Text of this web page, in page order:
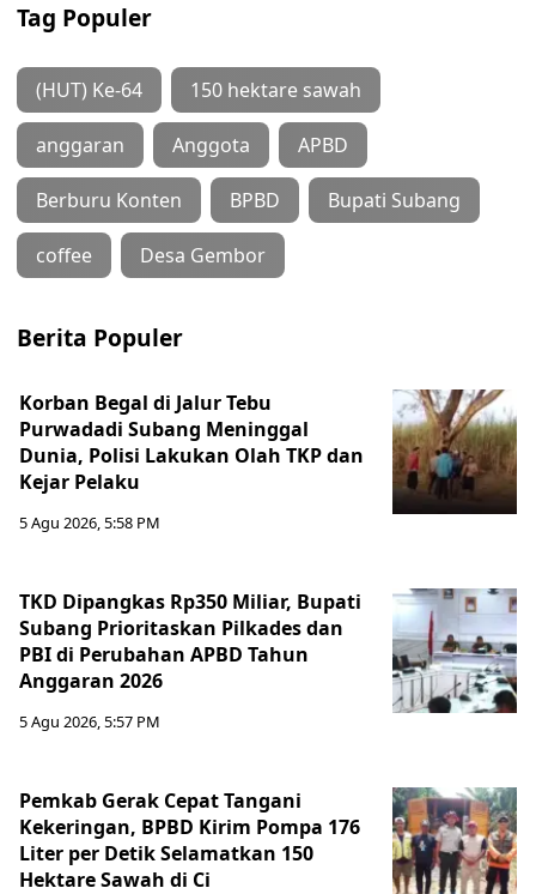
Tag Populer
(HUT) Ke-64 150 hektare sawah
anggaran Anggota APBD
Berburu Konten BPBD Bupati Subang
coffee Desa Gembor
Berita Populer
Korban Begal di Jalur Tebu
Purwadadi Subang Meninggal
Dunia, Polisi Lakukan Olah TKP dan
Kejar Pelaku
5 Agu 2026, 5:58 PM
TKD Dipangkas Rp350 Miliar, Bupati
Subang Prioritaskan Pilkades dan
PBI di Perubahan APBD Tahun
Anggaran 2026
5 Agu 2026, 5:57 PM
Pemkab Gerak Cepat Tangani
Kekeringan, BPBD Kirim Pompa 176
Liter per Detik Selamatkan 150
Hektare Sawah di Ci